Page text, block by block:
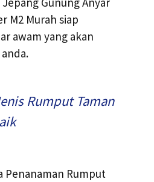
M2 Murah siap
awam yang akan
Rumput Taman
Penanaman Rumput